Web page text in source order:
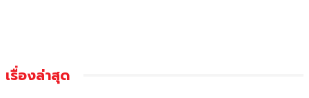
เรื่องล่าสุด